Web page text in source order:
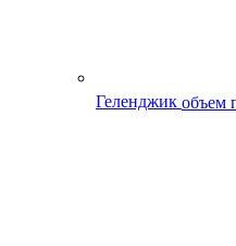
Геленджик объем